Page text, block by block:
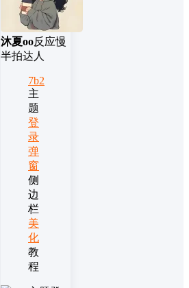
沐夏oo反应慢
半拍达人
7b2
主
题
登
录
弹
窗
侧
边
栏
美
化
教
程